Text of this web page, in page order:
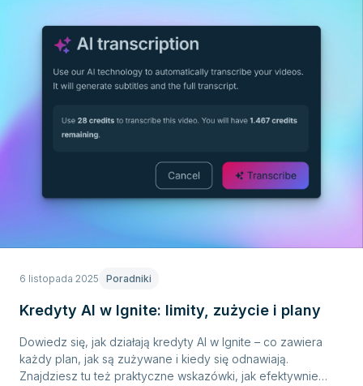
6 listopada 2025 Poradniki
Kredyty AI w Ignite: limity, zużycie i plany
Dowiedz się, jak działają kredyty AI w Ignite – co zawiera
każdy plan, jak są zużywane i kiedy się odnawiają.
Znajdziesz tu też praktyczne wskazówki, jak efektywnie